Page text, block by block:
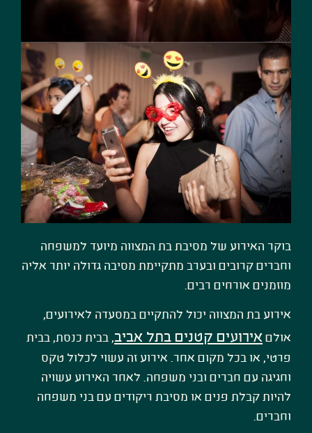
בוקר האירוע של מסיבת בת המצווה מיועד למשפחה
וחברים קרובים ובערב מתקיימת מסיבה גדולה יותר אליה
מוזמנים אורחים רבים.
אירוע בת המצווה יכול להתקיים במסעדה לאירועים,
אולםאירועים קטנים בתל אביב, בבית כנסת, בבית
פרטי, או בכל מקום אחר. אירוע זה עשוי לכלול טקס
וחגיגה עם חברים ובני משפחה. לאחר האירוע עשויה
להיות קבלת פנים או מסיבת ריקודים עם בני משפחה
וחברים.